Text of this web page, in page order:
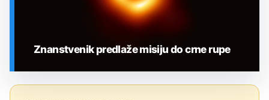
Znanstvenik predlaže misiju do crne rupe